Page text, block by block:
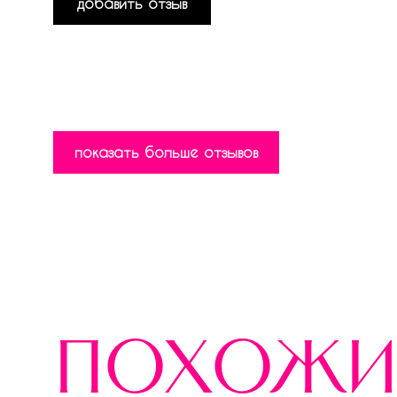
показать больше отзывов